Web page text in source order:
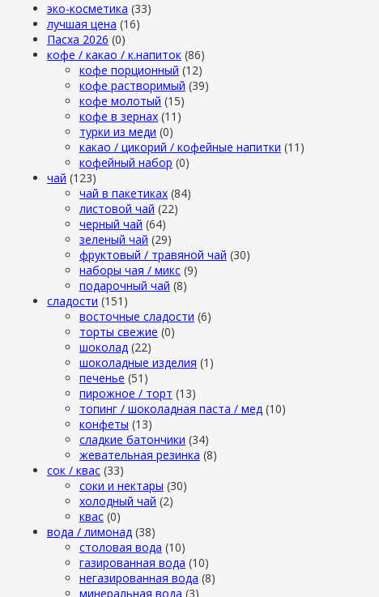
эко-косметика (33)
лучшая цена (16)
Пасха 2026 (0)
кофе / какао / к.напиток (86)
кофе порционный (12)
кофе растворимый (39)
кофе молотый (15)
кофе в зернах (11)
турки из меди (0)
какао / цикорий / кофейные напитки (11)
кофейный набор (0)
чай (123)
чай в пакетиках (84)
листовой чай (22)
черный чай (64)
зеленый чай (29)
фруктовый / травяной чай (30)
наборы чая / микс (9)
подарочный чай (8)
сладости (151)
восточные сладости (6)
торты свежие (0)
шоколад (22)
шоколадные изделия (1)
печенье (51)
пирожное / торт (13)
топинг / шоколадная паста / мед (10)
конфеты (13)
сладкие батончики (34)
жевательная резинка (8)
сок / квас (33)
соки и нектары (30)
холодный чай (2)
квас (0)
вода / лимонад (38)
столовая вода (10)
газированная вода (10)
негазированная вода (8)
минеральная вода (3)